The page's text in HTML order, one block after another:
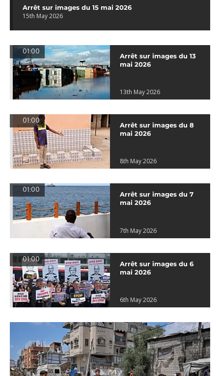
Arrêt sur images du 15 mai 2026
15th May 2026
01:00
Arrêt sur images du 13
mai 2026
13th May 2026
01:00
Arrêt sur images du 8
mai 2026
8th May 2026
01:00
Arrêt sur images du 7
mai 2026
7th May 2026
01:00
Arrêt sur images du 6
mai 2026
6th May 2026